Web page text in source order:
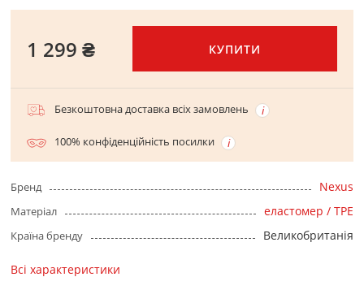
1 299 ₴ КУПИТИ
Безкоштовна доставка всіх замовлень
100% конфіденційність посилки
Бренд Nexus
Матеріал еластомер / TPE
Країна бренду Великобританія
Всі характеристики